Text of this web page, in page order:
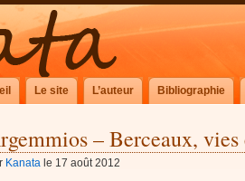
Le site L’auteur Bibliographie
– Berceaux, vies
Kanatale 17 août 2012